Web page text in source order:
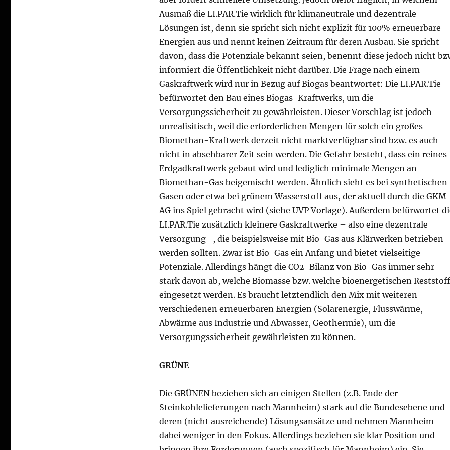
Ausmaß die LI.PAR.Tie wirklich für klimaneutrale und dezentrale
Lösungen ist, denn sie spricht sich nicht explizit für 100% erneuerbare
Energien aus und nennt keinen Zeitraum für deren Ausbau. Sie spricht
davon, dass die Potenziale bekannt seien, benennt diese jedoch nicht
informiert die Öffentlichkeit nicht darüber. Die Frage nach einem
Gaskraftwerk wird nur in Bezug auf Biogas beantwortet: Die LI.PAR.Tie
befürwortet den Bau eines Biogas-Kraftwerks, um die
Versorgungssicherheit zu gewährleisten. Dieser Vorschlag ist jedoch
unrealisitisch, weil die erforderlichen Mengen für solch ein großes
Biomethan-Kraftwerk derzeit nicht marktverfügbar sind bzw. es auch
nicht in absehbarer Zeit sein werden. Die Gefahr besteht, dass ein reines
Erdgadkraftwerk gebaut wird und lediglich minimale Mengen an
Biomethan-Gas beigemischt werden. Ähnlich sieht es bei synthetischen
Gasen oder etwa bei grünem Wasserstoff aus, der aktuell durch die GKM
AG ins Spiel gebracht wird (siehe UVP Vorlage). Außerdem befürwortet
LI.PAR.Tie zusätzlich kleinere Gaskraftwerke – also eine dezentrale
Versorgung -, die beispielsweise mit Bio-Gas aus Klärwerken betrieben
werden sollten. Zwar ist Bio-Gas ein Anfang und bietet vielseitige
Potenziale. Allerdings hängt die CO2-Bilanz von Bio-Gas immer sehr
stark davon ab, welche Biomasse bzw. welche bioenergetischen
eingesetzt werden. Es braucht letztendlich den Mix mit weiteren
verschiedenen erneuerbaren Energien (Solarenergie, Flusswärme,
Abwärme aus Industrie und Abwasser, Geothermie), um die
Versorgungssicherheit gewährleisten zu können.
GRÜNE
Die GRÜNEN beziehen sich an einigen Stellen (z.B. Ende der
Steinkohlelieferungen nach Mannheim) stark auf die Bundesebene und
deren (nicht ausreichende) Lösungsansätze und nehmen Mannheim
dabei weniger in den Fokus. Allerdings beziehen sie klar Position und